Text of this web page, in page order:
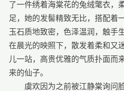
了一件绣着海棠花的兔绒氅衣，
足，她的发髻精致无比，搭配着
玉石质地致密，色泽温润，触手
在晨光的映照下，散发着柔和又
儿一站，高贵优雅的气质扑面而
来的仙子。
虞欢因为之前被江静棠询问